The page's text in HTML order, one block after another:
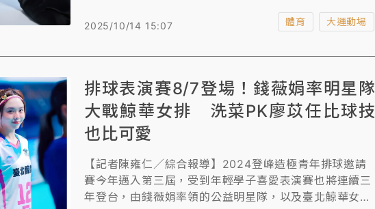
是她的「最後一舞」。
2025/10/14 15:07 體育 大運動場
排球表演賽8/7登場！錢薇娟率明星隊
大戰鯨華女排 洗菜PK廖苡任比球技
也比可愛
【記者陳雍仁／綜合報導】2024登峰造極青年排球邀請
賽今年邁入第三屆，受到年輕學子喜愛表演賽也將連續三
年登台，由錢薇娟率領的公益明星隊，以及臺北鯨華女排